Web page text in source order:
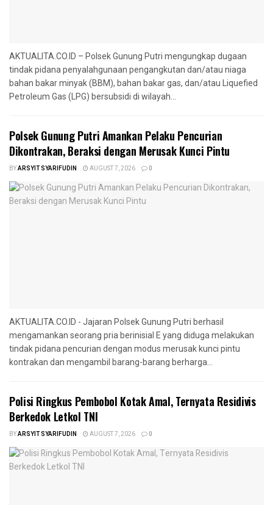
AKTUALITA.CO.ID – Polsek Gunung Putri mengungkap dugaan
tindak pidana penyalahgunaan pengangkutan dan/atau niaga
bahan bakar minyak (BBM), bahan bakar gas, dan/atau Liquefied
Petroleum Gas (LPG) bersubsidi di wilayah...
Polsek Gunung Putri Amankan Pelaku Pencurian
Dikontrakan, Beraksi dengan Merusak Kunci Pintu
BYARSYIT SYARIFUDIN AUGUST 7, 2026 0
AKTUALITA.CO.ID - Jajaran Polsek Gunung Putri berhasil
mengamankan seorang pria berinisial E yang diduga melakukan
tindak pidana pencurian dengan modus merusak kunci pintu
kontrakan dan mengambil barang-barang berharga...
Polisi Ringkus Pembobol Kotak Amal, Ternyata Residivis
Berkedok Letkol TNI
BYARSYIT SYARIFUDIN AUGUST 7, 2026 0